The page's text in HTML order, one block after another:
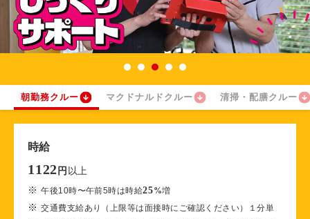
朝勤務クルー マクドナルドクルー 清掃・配膳クルー
時給
1122 円 以上
※午後10時〜午前5時は時給25%増
※交通費支給あり（上限等は面接時にご確認ください）１分単